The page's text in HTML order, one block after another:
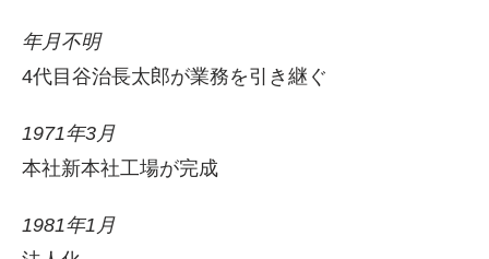
年月不明
4代目谷治長太郎が業務を引き継ぐ
1971年3月
本社新本社工場が完成
1981年1月